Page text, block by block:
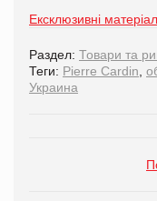
Ексклюзивні
Раздел: Товари та
Теги: Pierre Cardin
Украина